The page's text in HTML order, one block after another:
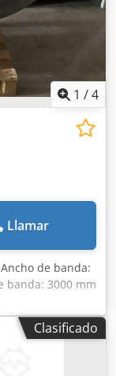
1 /4
Llamar
de banda:
banda: 3000 mm
adicional:
chapa: sí
sí Conexión de
Longitud de
840 mm
Clasificado